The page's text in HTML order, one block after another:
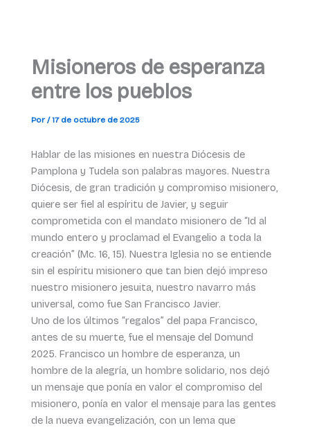
Misioneros de esperanza
entre los pueblos
Por /17 de octubre de 2025
Hablar de las misiones en nuestra Diócesis de
Pamplona y Tudela son palabras mayores. Nuestra
Diócesis, de gran tradición y compromiso misionero,
quiere ser fiel al espíritu de Javier, y seguir
comprometida con el mandato misionero de “Id al
mundo entero y proclamad el Evangelio a toda la
creación” (Mc. 16, 15). Nuestra Iglesia no se entiende
sin el espíritu misionero que tan bien dejó impreso
nuestro misionero jesuita, nuestro navarro más
universal, como fue San Francisco Javier.
Uno de los últimos “regalos” del papa Francisco,
antes de su muerte, fue el mensaje del Domund
2025. Francisco un hombre de esperanza, un
hombre de la alegría, un hombre solidario, nos dejó
un mensaje que ponía en valor el compromiso del
misionero, ponía en valor el mensaje para las gentes
de la nueva evangelización, con un lema que